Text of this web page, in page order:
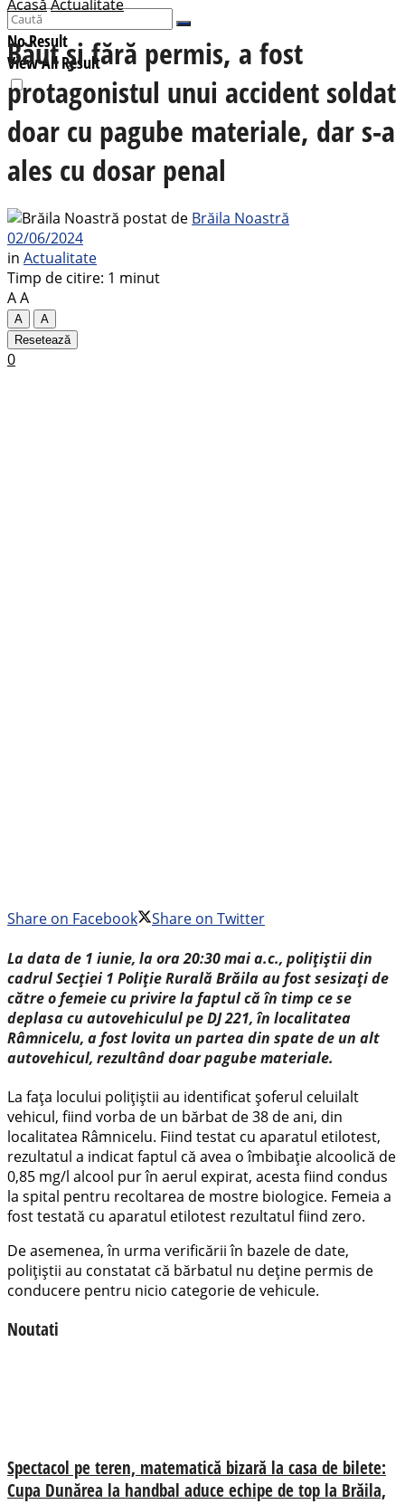
No Result
View All Result
AcasăActualitate
Băut și fără permis, a fost
protagonistul unui accident soldat
doar cu pagube materiale, dar s-a
ales cu dosar penal
postat de Brăila Noastră
02/06/2024
in Actualitate
Timp de citire: 1 minut
AA
A
A
Resetează
0
Share on Facebook
Share on Twitter
La data de 1 iunie, la ora 20:30 mai a.c., polițiștii din
cadrul Secției 1 Poliție Rurală Brăila au fost sesizați de
către o femeie cu privire la faptul că în timp ce se
deplasa cu autovehiculul pe DJ 221, în localitatea
Râmnicelu, a fost lovita un partea din spate de un alt
autovehicul, rezultând doar pagube materiale.
La fața locului polițiștii au identificat șoferul celuilalt
vehicul, fiind vorba de un bărbat de 38 de ani, din
localitatea Râmnicelu. Fiind testat cu aparatul etilotest,
rezultatul a indicat faptul că avea o îmbibație alcoolică de
0,85 mg/l alcool pur în aerul expirat, acesta fiind condus
la spital pentru recoltarea de mostre biologice. Femeia a
fost testată cu aparatul etilotest rezultatul fiind zero.
De asemenea, în urma verificării în bazele de date,
polițiștii au constatat că bărbatul nu deține permis de
conducere pentru nicio categorie de vehicule.
Noutati
Spectacol pe teren, matematică bizară la casa de bilete:
Cupa Dunărea la handbal aduce echipe de top la Brăila,